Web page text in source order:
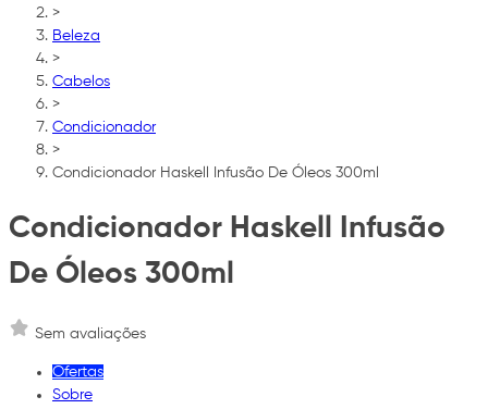
>
Beleza
>
Cabelos
>
Condicionador
>
Condicionador Haskell Infusão De Óleos 300ml
Condicionador Haskell Infusão
De Óleos 300ml
Sem avaliações
Ofertas
Sobre